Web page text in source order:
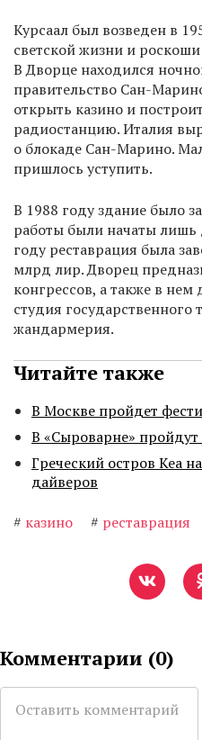
Курсаал был возведен в
светской жизни и
В Дворце находился
правительство Сан-
открыть казино и
радиостанцию. Италия
о блокаде Сан-Марино.
пришлось уступить.
В 1988 году здание было
работы были начаты лишь
году реставрация была
млрд лир. Дворец
конгрессов, а также в нем
студия государственного
жандармерия.
Читайте также
В Москве пройдет
В «Сыроварне»
Греческий остров Кеа
дайверов
# казино # реставрация
Комментарии (0)